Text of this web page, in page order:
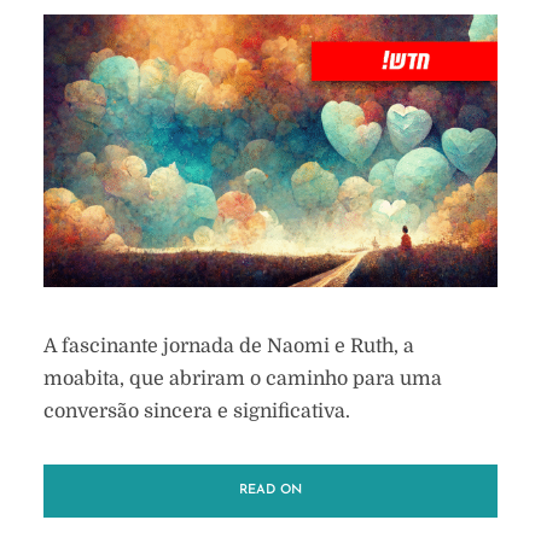
A fascinante jornada de Naomi e Ruth, a
moabita, que abriram o caminho para uma
conversão sincera e significativa.
READ ON